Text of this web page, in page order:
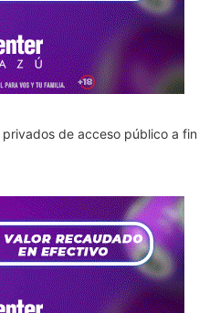
de acceso público a